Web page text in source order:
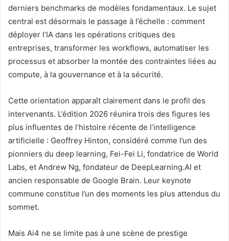
derniers benchmarks de modèles fondamentaux. Le sujet
central est désormais le passage à l’échelle : comment
déployer l’IA dans les opérations critiques des
entreprises, transformer les workflows, automatiser les
processus et absorber la montée des contraintes liées au
compute, à la gouvernance et à la sécurité.
Cette orientation apparaît clairement dans le profil des
intervenants. L’édition 2026 réunira trois des figures les
plus influentes de l’histoire récente de l’intelligence
artificielle : Geoffrey Hinton, considéré comme l’un des
pionniers du deep learning, Fei-Fei Li, fondatrice de World
Labs, et Andrew Ng, fondateur de DeepLearning.AI et
ancien responsable de Google Brain. Leur keynote
commune constitue l’un des moments les plus attendus du
sommet.
Mais Ai4 ne se limite pas à une scène de prestige